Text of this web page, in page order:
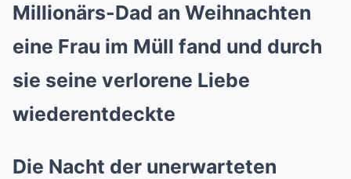
Millionärs-Dad an Weihnachten
eine Frau im Müll fand und durch
sie seine verlorene Liebe
wiederentdeckte
Die Nacht der unerwarteten